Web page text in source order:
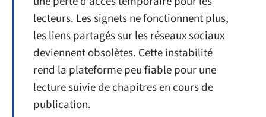
lecteurs. Les signets ne fonctionnent plus,
les liens partagés sur les réseaux sociaux
deviennent obsolètes. Cette instabilité
rend la plateforme peu fiable pour une
lecture suivie de chapitres en cours de
publication.